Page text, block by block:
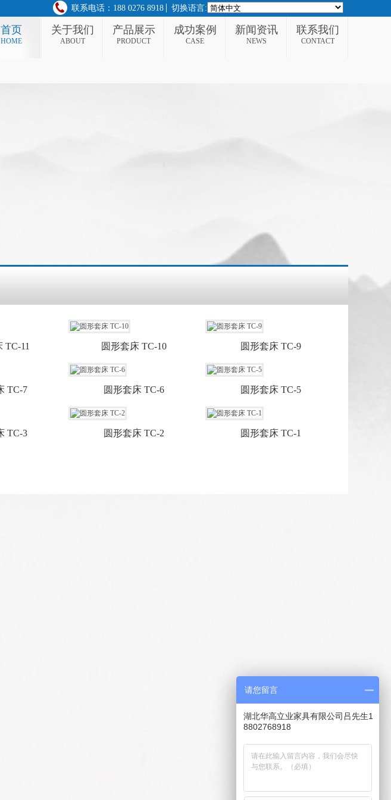
联系电话：188 0276 8918 切换语言:
首页
HOME
关于我们
ABOUT
产品展示
PRODUCT
成功案例
CASE
新闻资讯
NEWS
联系我们
CONTACT
TC-11 圆形套床 TC-10 圆形套床 TC-9
TC-7 圆形套床 TC-6 圆形套床 TC-5
TC-3 圆形套床 TC-2 圆形套床 TC-1
请您留言
湖北华高立业家具有限公司吕先生1
8802768918